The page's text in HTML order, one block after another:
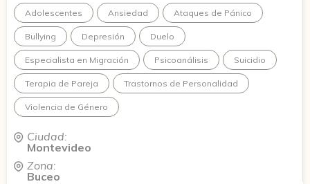
Adolescentes Ansiedad Ataques de Pánico
Bullying Depresión Duelo
Especialista en Migración Psicoanálisis Suicidio
Terapia de Pareja Trastornos de Personalidad
Violencia de Género
Ciudad:
Montevideo
Zona:
Buceo